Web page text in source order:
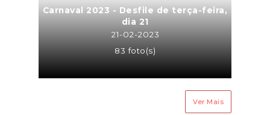
Carnaval 2023 - Desfile de terça-feira,
dia 21
21-02-2023
83 foto(s)
Ver Mais